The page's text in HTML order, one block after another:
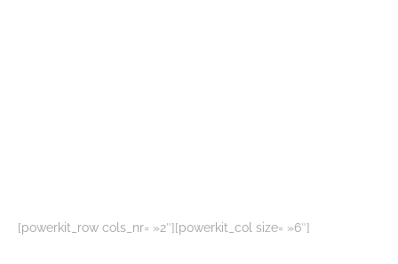
[powerkit_row cols_nr= »2″][powerkit_col size= »6″]